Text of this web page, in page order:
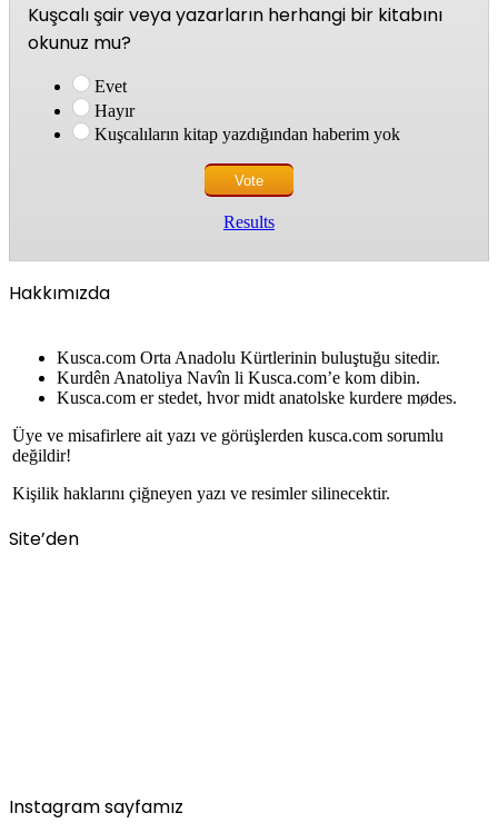
Kuşcalı şair veya yazarların herhangi bir kitabını
okunuz mu?
Evet
Hayır
Kuşcalıların kitap yazdığından haberim yok
Results
Hakkımızda
Kusca.com Orta Anadolu Kürtlerinin buluştuğu sitedir.
Kurdên Anatoliya Navîn li Kusca.com’e kom dibin.
Kusca.com er stedet, hvor midt anatolske kurdere mødes.
Üye ve misafirlere ait yazı ve görüşlerden kusca.com sorumlu
değildir!
Kişilik haklarını çiğneyen yazı ve resimler silinecektir.
Site’den
Instagram sayfamız